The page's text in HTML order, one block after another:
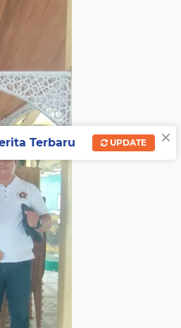
×
Terbaru UPDATE